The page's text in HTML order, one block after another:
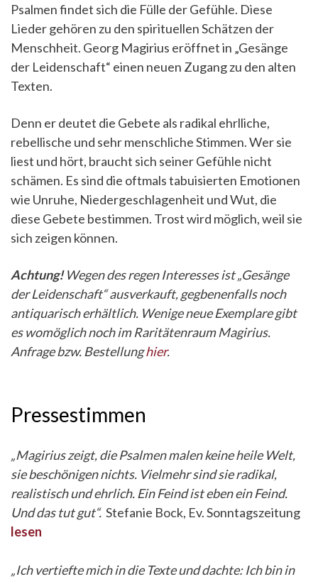
Psalmen findet sich die Fülle der Gefühle. Diese
Lieder gehören zu den spirituellen Schätzen der
Menschheit. Georg Magirius eröffnet in „Gesänge
der Leidenschaft“ einen neuen Zugang zu den alten
Texten.
Denn er deutet die Gebete als radikal ehrlliche,
rebellische und sehr menschliche Stimmen. Wer sie
liest und hört, braucht sich seiner Gefühle nicht
schämen. Es sind die oftmals tabuisierten Emotionen
wie Unruhe, Niedergeschlagenheit und Wut, die
diese Gebete bestimmen. Trost wird möglich, weil sie
sich zeigen können.
Achtung!Wegen des regen Interesses ist „Gesänge
der Leidenschaft“ ausverkauft, gegbenenfalls noch
antiquarisch erhältlich. Wenige neue Exemplare gibt
es womöglich noch im Raritätenraum Magirius.
Anfrage bzw. Bestellunghier.
Pressestimmen
„Magirius zeigt, die Psalmen malen keine heile Welt,
sie beschönigen nichts. Vielmehr sind sie radikal,
realistisch und ehrlich. Ein Feind ist eben ein Feind.
Und das tut gut“. Stefanie Bock, Ev. Sonntagszeitung
lesen
„Ich vertiefte mich in die Texte und dachte: Ich bin in